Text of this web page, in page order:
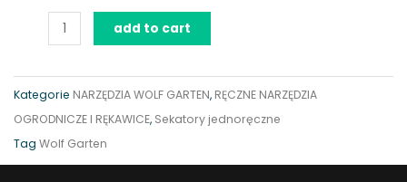
Sekator
ogrodniczy
Premium
4000
add to cart
Kategorie NARZĘDZIA WOLF GARTEN, RĘCZNE NARZĘDZIA
OGRODNICZE I RĘKAWICE, Sekatory jednoręczne
Tag Wolf Garten